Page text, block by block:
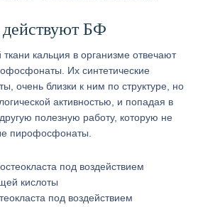
БФ
кальция в организме отвечают
Их синтетические
очень близки к ним по структуре, но
активностью, и попадая в
полезную работу, которую не
пирофосфонаты.
под воздействием